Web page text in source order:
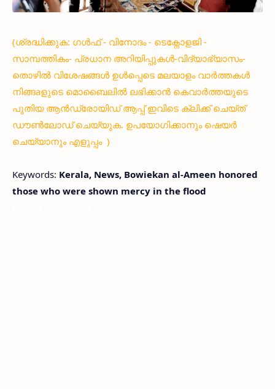
(ശ്രദ്ധിക്കുക: ഗൾഫ് - വിനോദം - ടെക്നോളജി -
സാമ്പത്തികം- പ്രധാന അറിയിപ്പുകൾ-വിദ്യാഭ്യാസം-
തൊഴിൽ വിശേഷങ്ങൾ ഉൾപ്പെടെ മലയാളം വാർത്തകൾ
നിങ്ങaളുടെ മൊബൈലിൽ ലഭിക്കാൻ കെവാർത്തയുടെ
പുതിയ ആൻഡ്രോയിഡ് ആപ്പ് ഇവിടെ ക്ലിക്ക് ചെയ്ത്
ഡൗൺലോഡ് ചെയ്യുക. ഉപയോഗിക്കാനും ഷെയർ
ചെയ്യാനും എളുപ്പം )
Keywords: Kerala, News, Bowiekan al-Ameen honored
those who were shown mercy in the flood